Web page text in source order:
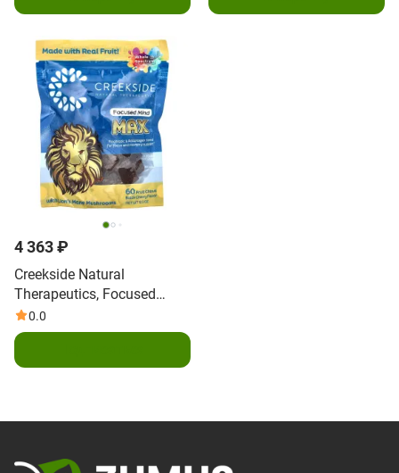
4 363 ₽
Creekside Natural
Therapeutics, Focused
Mind, Max, со вкусом
черешни, 60 жевательных
0.0